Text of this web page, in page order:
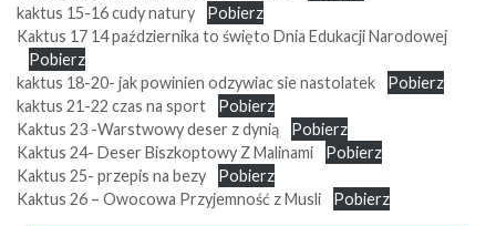
kaktus 15-16 cudy natury
Pobierz
Kaktus 17 14 października to święto Dnia Edukacji Narodowej
Pobierz
kaktus 18-20- jak powinien odzywiac sie nastolatek
Pobierz
kaktus 21-22 czas na sport
Pobierz
Kaktus 23 -Warstwowy deser z dynią
Pobierz
Kaktus 24- Deser Biszkoptowy Z Malinami
Pobierz
Kaktus 25- przepis na bezy
Pobierz
Kaktus 26 – Owocowa Przyjemność z Musli
Pobierz